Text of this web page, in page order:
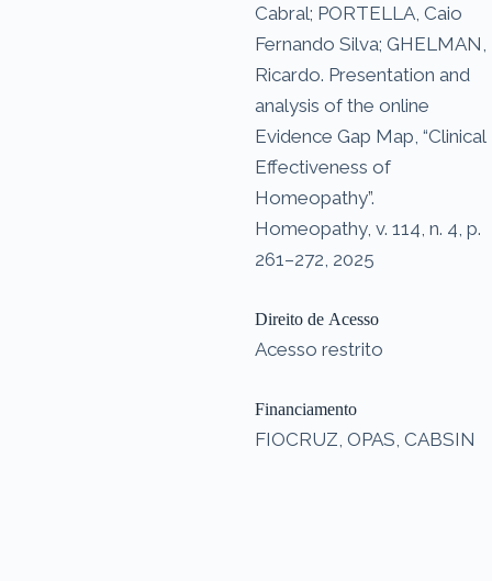
Cabral; PORTELLA, Caio
Fernando Silva; GHELMAN,
Ricardo. Presentation and
analysis of the online
Evidence Gap Map, “Clinical
Effectiveness of
Homeopathy”.
Homeopathy, v. 114, n. 4, p.
261–272, 2025
Direito de Acesso
Acesso restrito
Financiamento
FIOCRUZ, OPAS, CABSIN